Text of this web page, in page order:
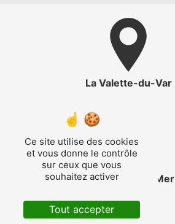
La Valette-du-Var
Saint-Cyr-sur-Mer
Ce site utilise des cookies
et vous donne le contrôle
sur ceux que vous
souhaitez activer
Tout accepter